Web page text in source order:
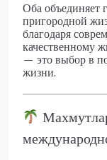
Оба объединяет
пригородной
благодаря
качественному
— это выбор в
жизни.